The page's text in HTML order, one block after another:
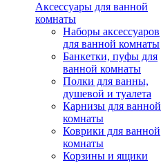
Аксессуары для ванной
комнаты
Наборы аксессуаров
для ванной комнаты
Банкетки, пуфы для
ванной комнаты
Полки для ванны,
душевой и туалета
Карнизы для ванной
комнаты
Коврики для ванной
комнаты
Корзины и ящики